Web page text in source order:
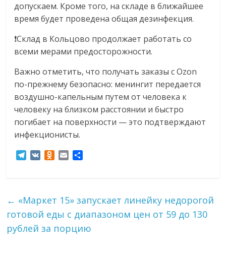
допускаем. Кроме того, на складе в ближайшее
время будет проведена общая дезинфекция.
❗️Склад в Кольцово продолжает работать со
всеми мерами предосторожности.
Важно отметить, что получать заказы с Ozon
по-прежнему безопасно: менингит передается
воздушно-капельным путем от человека к
человеку на близком расстоянии и быстро
погибает на поверхности — это подтверждают
инфекционисты.
T
g
r
a
m
O
l
a
s
l
в
и
т
← «Маркет 15» запускает линейку недорогой
готовой еды с диапазоном цен от 59 до 130
рублей за порцию